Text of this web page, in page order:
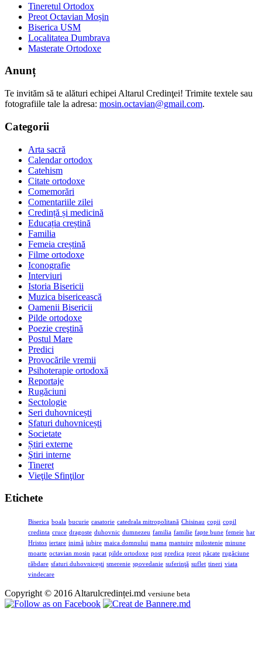
Tineretul Ortodox
Preot Octavian Moșin
Biserica USM
Localitatea Dumbrava
Masterate Ortodoxe
Anunț
Te invităm să te alături echipei Altarul Credinţei! Trimite textele sau
fotografiile tale la adresa: mosin.octavian@gmail.com.
Categorii
Arta sacră
Calendar ortodox
Catehism
Citate ortodoxe
Comemorări
Comentariile zilei
Credință și medicină
Educația creștină
Familia
Femeia creștină
Filme ortodoxe
Iconografie
Interviuri
Istoria Bisericii
Muzica bisericească
Oamenii Bisericii
Pilde ortodoxe
Poezie creştină
Postul Mare
Predici
Provocările vremii
Psihoterapie ortodoxă
Reportaje
Rugăciuni
Sectologie
Seri duhovnicești
Sfaturi duhovnicești
Societate
Știri externe
Ştiri interne
Tineret
Vieţile Sfinţilor
Etichete
Biserica boala bucurie casatorie catedrala mitropolitană Chisinau copii copil
credinta cruce dragoste duhovnic dumnezeu familia familie fapte bune femeie har
Hristos iertare inimă iubire maica domnului mama mantuire milostenie minune
moarte octavian mosin pacat pilde ortodoxe post predica preot păcate rugăciune
răbdare sfaturi duhovnicești smerenie spovedanie suferinţă suflet tineri viata
vindecare
Copyright © 2016 Altarulcredinței.md versiune beta